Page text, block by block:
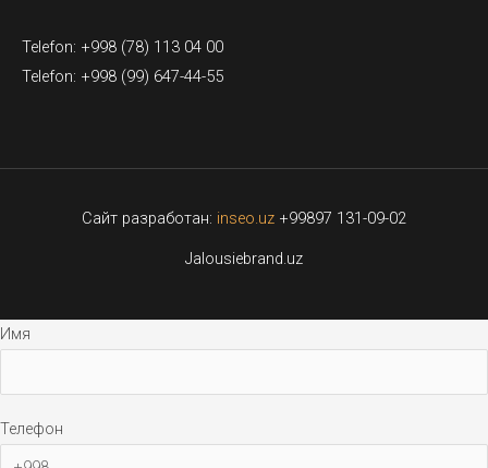
Telefon: +998 (78) 113 04 00
Telefon: +998 (99) 647-44-55
Сайт разработан: inseo.uz +99897 131-09-02
Jalousiebrand.uz
Имя
Телефон